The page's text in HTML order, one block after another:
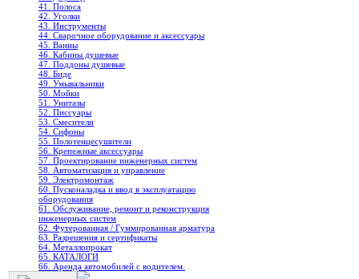
41. Полоса
42. Уголки
43. Инструменты
44. Сварочное оборудование и аксессуары
45. Ванны
46. Кабины душевые
47. Поддоны душевые
48. Биде
49. Умывальники
50. Мойки
51. Унитазы
52. Писсуары
53. Смесители
54. Сифоны
55. Полотенцесушители
56. Крепежные аксессуары
57. Проектирование инженерных систем
58. Автоматизация и управление
59. Электромонтаж
60. Пусконаладка и ввод в эксплуатацию
оборудования
61. Обслуживание, ремонт и реконструкция
инженерных систем
62. Футерованная / Гуммированная арматура
63. Разрешения и сертификаты
64. Металлопрокат
65. КАТАЛОГИ
66. Аренда автомобилей с водителем.